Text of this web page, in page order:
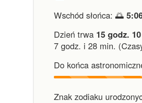
Wschód słońca: 🌅
Dzień trwa 15 godz.
7 godz. i 28 min.
Do końca
Znak zodiaku